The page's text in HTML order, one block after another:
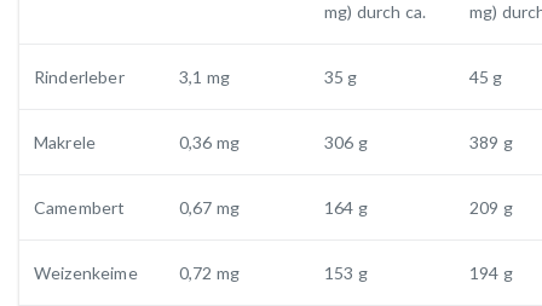
mg) durch ca.
mg)
Rinderleber 3,1 mg 35 g 45 g
Makrele 0,36 mg 306 g 389 g
Camembert 0,67 mg 164 g 209 g
Weizenkeime 0,72 mg 153 g 194 g